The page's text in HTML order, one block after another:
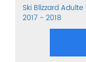
Ski Blizzard
2017 - 2018